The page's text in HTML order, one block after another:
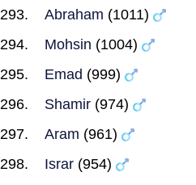
Abraham (1011)
Mohsin (1004)
Emad (999)
Shamir (974)
Aram (961)
Israr (954)